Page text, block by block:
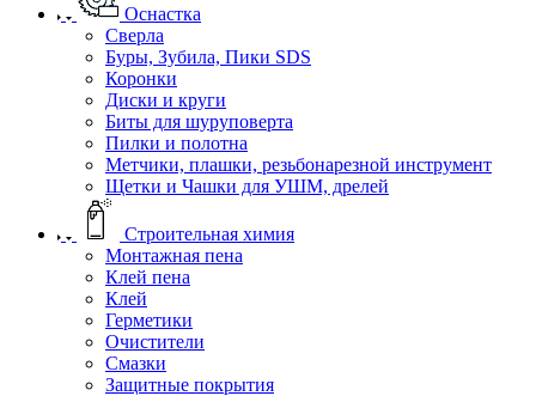
Оснастка
Сверла
Буры, Зубила, Пики SDS
Коронки
Диски и круги
Биты для шуруповерта
Пилки и полотна
Метчики, плашки, резьбонарезной инструмент
Щетки и Чашки для УШМ, дрелей
Строительная химия
Монтажная пена
Клей пена
Клей
Герметики
Очистители
Смазки
Защитные покрытия